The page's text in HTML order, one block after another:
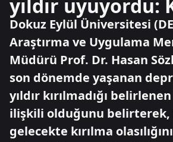
yıldır uyuyordu:
Dokuz Eylül Üniversitesi
Araştırma ve Uygulama
Müdürü Prof. Dr. Hasan
son dönemde yaşanan
yıldır kırılmadığı
ilişkili olduğunu belirterek,
gelecekte kırılma